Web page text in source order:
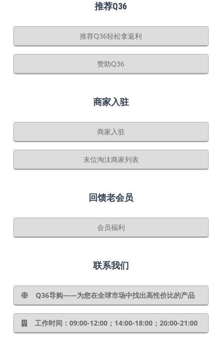
推荐Q36
推荐Q36轻松拿返利
赞助Q36
商家入驻
商家入驻
末位淘汰商家列表
回馈老会员
会员福利
联系我们
Q36导购——为您在全球市场中找出高性价比的产品
工作时间：09:00-12:00；14:00-18:00；20:00-21:00